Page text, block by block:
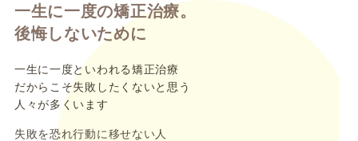
一生に一度の矯正治療。
後悔しないために
一生に一度といわれる矯正治療
だからこそ失敗したくないと思う
人々が多くいます
失敗を恐れ行動に移せない人